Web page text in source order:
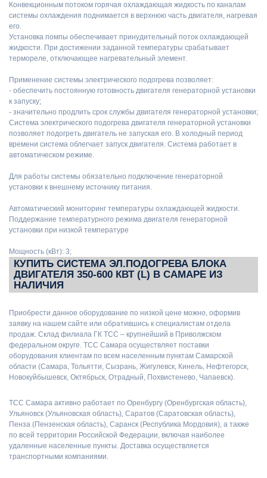
Конвекционным потоком горячая охлаждающая жидкость по каналам
системы охлаждения поднимается в верхнюю часть двигателя, нагревая
его.
Установка помпы обеспечивает принудительный поток охлаждающей
жидкости. При достижении заданной температуры срабатывает
термореле, отключающее нагревательный элемент.
Применение системы электрического подогрева позволяет:
- обеспечить постоянную готовность двигателя генераторной установки
к запуску;
- значительно продлить срок службы двигателя генераторной установки;
Система электрического подогрева двигателя генераторной установки
позволяет подогреть двигатель не запуская его. В холодный период
времени система облегчает запуск двигателя. Система работает в
автоматическом режиме.
Для работы системы обязательно подключение генераторной
установки к внешнему источнику питания.
Автоматический мониторинг температуры охлаждающей жидкости.
Поддержание температурного режима двигателя генераторной
установки при низкой температуре
Мощность (кВт): 3;
КУПИТЬ СИСТЕМА ЭЛ.ПОДОГРЕВА БЛОКА
ДВИГАТЕЛЯ 350-600 КВТ (L) В САМАРЕ ИЗ
НАЛИЧИЯ
Приобрести данное оборудование по низкой цене можно, оформив
заявку на нашем сайте или обратившись к специалистам отдела
продаж. Склад филиала ГК ТСС – крупнейший в Приволжском
федеральном округе. ТСС Самара осуществляет поставки
оборудования клиентам по всем населенным пунктам Самарской
области (Самара, Тольятти, Сызрань, Жигулевск, Кинель, Нефтегорск,
Новокуйбышевск, Октябрьск, Отрадный, Похвистенево, Чапаевск).
ТСС Самара активно работает по Оренбургу (Оренбургская область),
Ульяновск (Ульяновская область), Саратов (Саратовская область),
Пенза (Пензенская область), Саранск (Республика Мордовия), а также
по всей территории Российской Федерации, включая наиболее
удаленные населенные пункты. Доставка осуществляется
транспортными компаниями.